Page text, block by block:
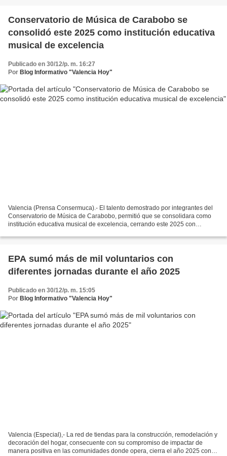
Conservatorio de Música de Carabobo se
consolidó este 2025 como institución educativa
musical de excelencia
Publicado en 30/12/p. m. 16:27
Por Blog Informativo "Valencia Hoy"
Valencia (Prensa Consermuca).- El talento demostrado por integrantes del
Conservatorio de Música de Carabobo, permitió que se consolidara como
institución educativa musical de excelencia, cerrando este 2025 con
EPA sumó más de mil voluntarios con
diferentes jornadas durante el año 2025
Publicado en 30/12/p. m. 15:05
Por Blog Informativo "Valencia Hoy"
Valencia (Especial),- La red de tiendas para la construcción, remodelación y
decoración del hogar, consecuente con su compromiso de impactar de
manera positiva en las comunidades donde opera, cierra el año 2025 con